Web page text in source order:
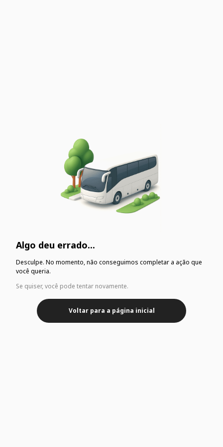
Algo deu errado...
Desculpe. No momento, não conseguimos completar a ação que
você queria.
Se quiser, você pode tentar novamente.
Voltar para a página inicial